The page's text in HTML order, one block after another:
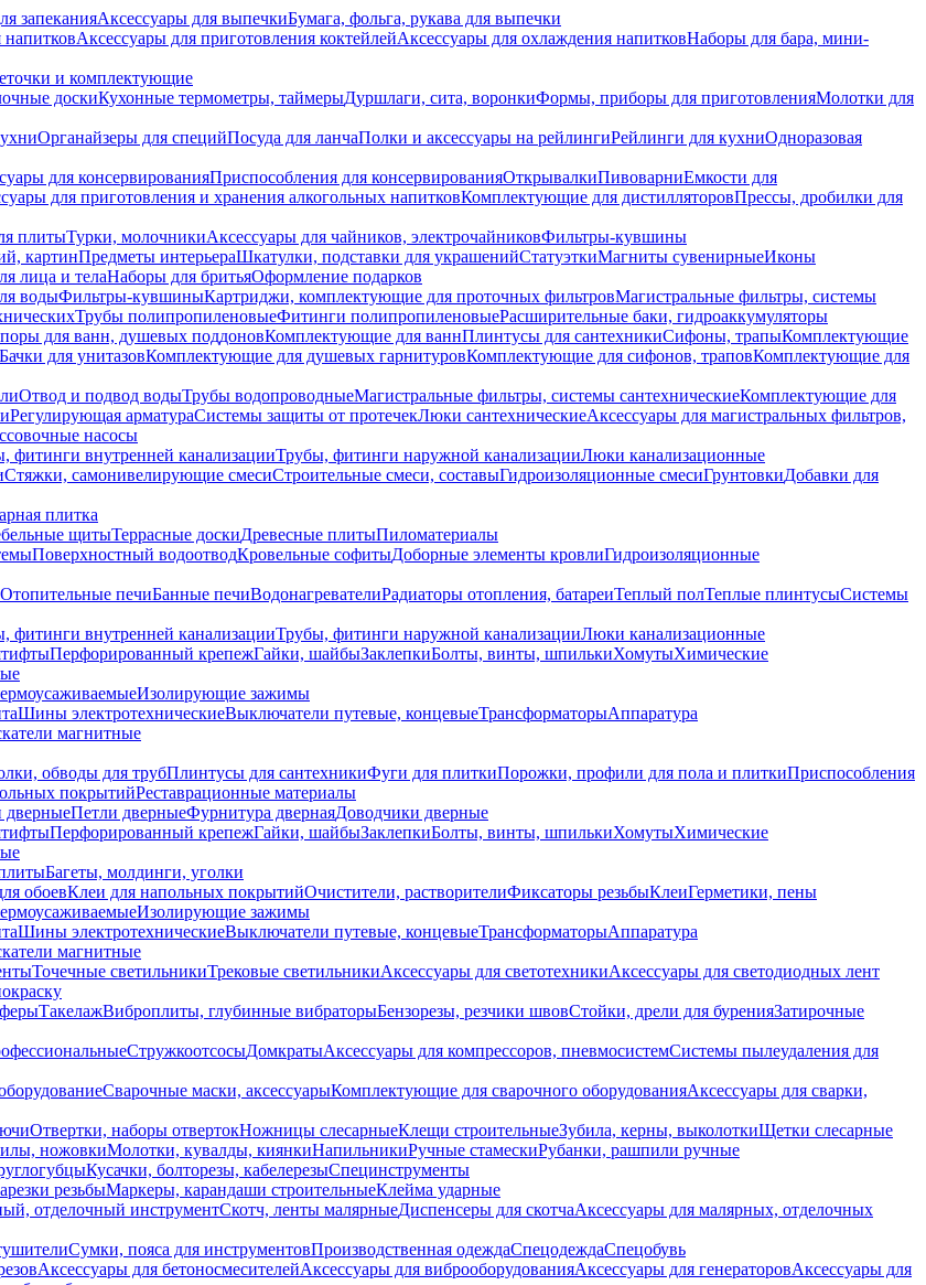
запеканияАксессуары для выпечкиБумага, фольга, рукава для выпечки
напитковАксессуары для приготовления коктейлейАксессуары для охлаждения напитковНаборы для бара, мини-
и комплектующие
доскиКухонные термометры, таймерыДуршлаги, сита, воронкиФормы, приборы для приготовленияМолотки для
Органайзеры для специйПосуда для ланчаПолки и аксессуары на рейлингиРейлинги для кухниОдноразовая
для консервированияПриспособления для консервированияОткрывалкиПивоварниЕмкости для
для приготовления и хранения алкогольных напитковКомплектующие для дистилляторовПрессы, дробилки для
плитыТурки, молочникиАксессуары для чайников, электрочайниковФильтры-кувшины
картинПредметы интерьераШкатулки, подставки для украшенийСтатуэткиМагниты сувенирныеИконы
лица и телаНаборы для бритьяОформление подарков
водыФильтры-кувшиныКартриджи, комплектующие для проточных фильтровМагистральные фильтры, системы
Трубы полипропиленовыеФитинги полипропиленовыеРасширительные баки, гидроаккумуляторы
для ванн, душевых поддоновКомплектующие для ваннПлинтусы для сантехникиСифоны, трапыКомплектующие
Бачки для унитазовКомплектующие для душевых гарнитуровКомплектующие для сифонов, траповКомплектующие для
Отвод и подвод водыТрубы водопроводныеМагистральные фильтры, системы сантехническиеКомплектующие для
Регулирующая арматураСистемы защиты от протечекЛюки сантехническиеАксессуары для магистральных фильтров,
насосы
фитинги внутренней канализацииТрубы, фитинги наружной канализацииЛюки канализационные
Стяжки, самонивелирующие смесиСтроительные смеси, составыГидроизоляционные смесиГрунтовкиДобавки для
плитка
щитыТеррасные доскиДревесные плитыПиломатериалы
Поверхностный водоотводКровельные софитыДоборные элементы кровлиГидроизоляционные
Отопительные печиБанные печиВодонагревателиРадиаторы отопления, батареиТеплый полТеплые плинтусыСистемы
фитинги внутренней канализацииТрубы, фитинги наружной канализацииЛюки канализационные
Перфорированный крепежГайки, шайбыЗаклепкиБолты, винты, шпилькиХомутыХимические
Изолирующие зажимы
Шины электротехническиеВыключатели путевые, концевыеТрансформаторыАппаратура
магнитные
обводы для трубПлинтусы для сантехникиФуги для плиткиПорожки, профили для пола и плиткиПриспособления
покрытийРеставрационные материалы
дверныеПетли дверныеФурнитура двернаяДоводчики дверные
Перфорированный крепежГайки, шайбыЗаклепкиБолты, винты, шпилькиХомутыХимические
Багеты, молдинги, уголки
обоевКлеи для напольных покрытийОчистители, растворителиФиксаторы резьбыКлеиГерметики, пены
Изолирующие зажимы
Шины электротехническиеВыключатели путевые, концевыеТрансформаторыАппаратура
магнитные
Точечные светильникиТрековые светильникиАксессуары для светотехникиАксессуары для светодиодных лент
ТакелажВиброплиты, глубинные вибраторыБензорезы, резчики швовСтойки, дрели для буренияЗатирочные
СтружкоотсосыДомкратыАксессуары для компрессоров, пневмосистемСистемы пылеудаления для
Сварочные маски, аксессуарыКомплектующие для сварочного оборудованияАксессуары для сварки,
Отвертки, наборы отвертокНожницы слесарныеКлещи строительныеЗубила, керны, выколоткиЩетки слесарные
ножовкиМолотки, кувалды, киянкиНапильникиРучные стамескиРубанки, рашпили ручные
Кусачки, болторезы, кабелерезыСпецинструменты
резьбыМаркеры, карандаши строительныеКлейма ударные
отделочный инструментСкотч, ленты малярныеДиспенсеры для скотчаАксессуары для малярных, отделочных
Сумки, пояса для инструментовПроизводственная одеждаСпецодеждаСпецобувь
Аксессуары для бетоносмесителейАксессуары для виброоборудованияАксессуары для генераторовАксессуары для